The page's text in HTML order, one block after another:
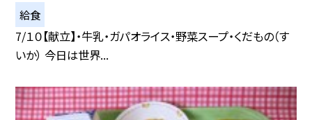
給食
7/１０【献立】・牛乳・ガパオライス・野菜スープ・くだもの（す
いか） 今日は世界...